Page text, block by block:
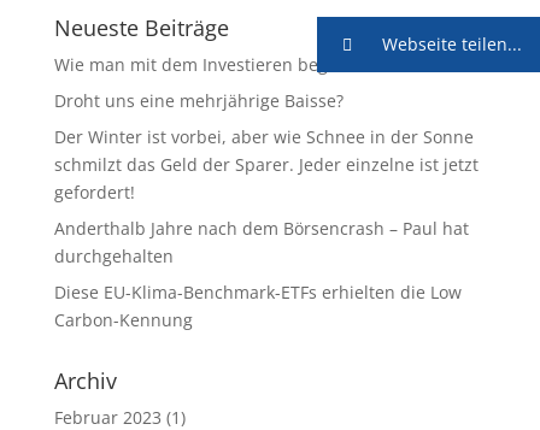
Neueste Beiträge
Wie man mit dem Investieren beginnt
Droht uns eine mehrjährige Baisse?
Der Winter ist vorbei, aber wie Schnee in der Sonne
schmilzt das Geld der Sparer. Jeder einzelne ist jetzt
gefordert!
Anderthalb Jahre nach dem Börsencrash – Paul hat
durchgehalten
Diese EU-Klima-Benchmark-ETFs erhielten die Low
Carbon-Kennung
Archiv
Februar 2023 (1)
Webseite teilen...